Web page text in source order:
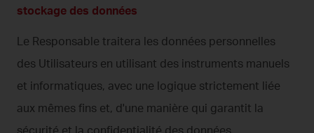
stockage des données
Le Responsable traitera les données personnelles
des Utilisateurs en utilisant des instruments manuels
et informatiques, avec une logique strictement liée
aux mêmes fins et, d'une manière qui garantit la
sécurité et la confidentialité des données.